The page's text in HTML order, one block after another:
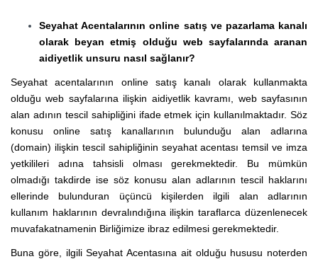
Seyahat Acentalarının online satış ve pazarlama kanalı
olarak beyan etmiş olduğu web sayfalarında aranan
aidiyetlik unsuru nasıl sağlanır?
Seyahat acentalarının online satış kanalı olarak kullanmakta
olduğu web sayfalarına ilişkin aidiyetlik kavramı, web sayfasının
alan adının tescil sahipliğini ifade etmek için kullanılmaktadır. Söz
konusu online satış kanallarının bulunduğu alan adlarına
(domain) ilişkin tescil sahipliğinin seyahat acentası temsil ve imza
yetkilileri adına tahsisli olması gerekmektedir. Bu mümkün
olmadığı takdirde ise söz konusu alan adlarının tescil haklarını
ellerinde bulunduran üçüncü kişilerden ilgili alan adlarının
kullanım haklarının devralındığına ilişkin taraflarca düzenlenecek
muvafakatnamenin Birliğimize ibraz edilmesi gerekmektedir.
Buna göre, ilgili Seyahat Acentasına ait olduğu hususu noterden